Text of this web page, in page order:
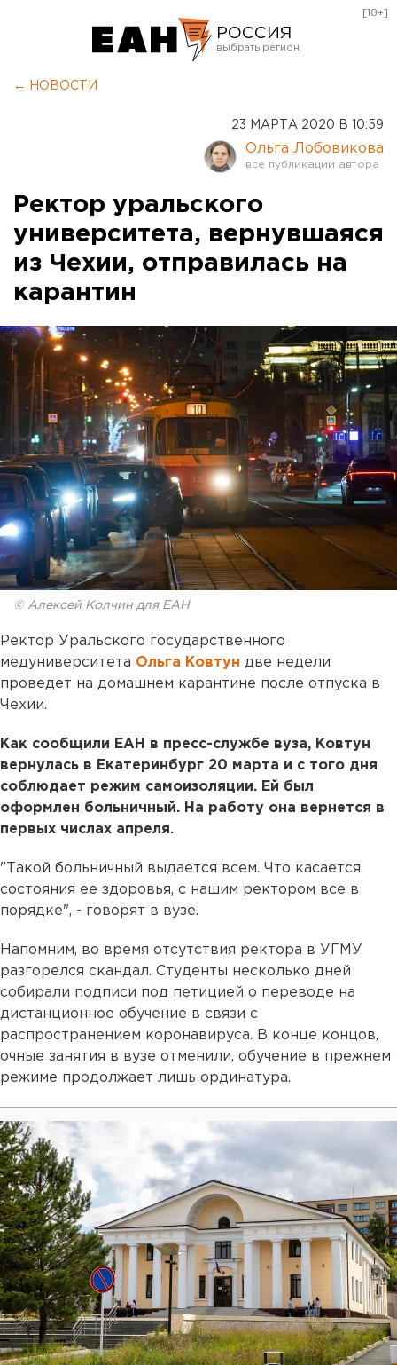
РОССИЯ
Курган
Оренбург
[18+]
← НОВОСТИ
23 МАРТА 2020 В 10:59
Ольга Лобовикова
Ректор уральского
университета, вернувшаяся
из Чехии, отправилась на
карантин
© Алексей Колчин для ЕАН
Ректор Уральского государственного
медуниверситета Ольга Ковтун две недели
проведет на домашнем карантине после отпуска в
Чехии.
Как сообщили ЕАН в пресс-службе вуза, Ковтун
вернулась в Екатеринбург 20 марта и с того дня
соблюдает режим самоизоляции. Ей был
оформлен больничный. На работу она вернется в
первых числах апреля.
"Такой больничный выдается всем. Что касается
состояния ее здоровья, с нашим ректором все в
порядке", - говорят в вузе.
Напомним, во время отсутствия ректора в УГМУ
разгорелся скандал. Студенты несколько дней
собирали подписи под петицией о переводе на
дистанционное обучение в связи с
распространением коронавируса. В конце концов,
очные занятия в вузе отменили, обучение в прежнем
режиме продолжает лишь ординатура.